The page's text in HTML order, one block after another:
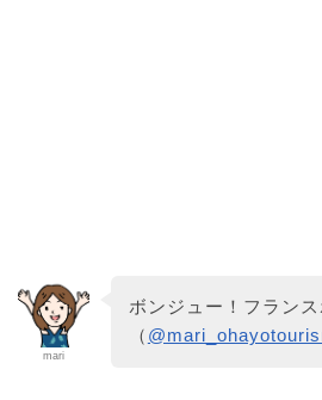
mari
ボンジュー！フラン
（